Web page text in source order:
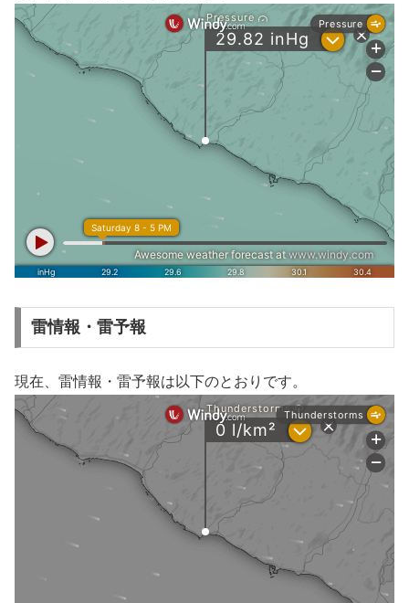
雷情報・雷予報
現在、雷情報・雷予報は以下のとおりです。